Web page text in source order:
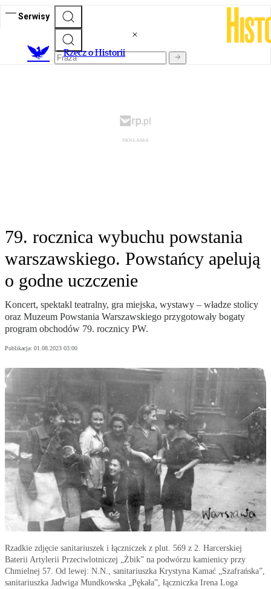
Serwisy
Rzecz o Historii
79. rocznica wybuchu powstania
warszawskiego. Powstańcy apelują
o godne uczczenie
Koncert, spektakl teatralny, gra miejska, wystawy – władze stolicy
oraz Muzeum Powstania Warszawskiego przygotowały bogaty
program obchodów 79. rocznicy PW.
Publikacja: 01.08.2023 03:00
Rzadkie zdjęcie sanitariuszek i łączniczek z plut. 569 z 2. Harcerskiej
Baterii Artylerii Przeciwlotniczej „Żbik” na podwórzu kamienicy przy
Chmielnej 57. Od lewej: N.N., sanitariuszka Krystyna Kamać „Szafrańska”,
sanitariuszka Jadwiga Mundkowska „Pękała”, łączniczka Irena Loga